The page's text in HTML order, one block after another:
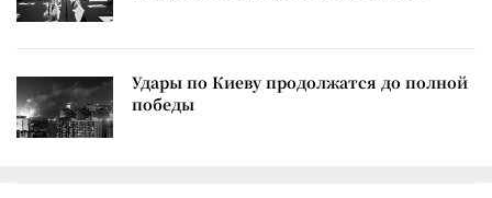
Удары по Киеву продолжатся до полной
победы